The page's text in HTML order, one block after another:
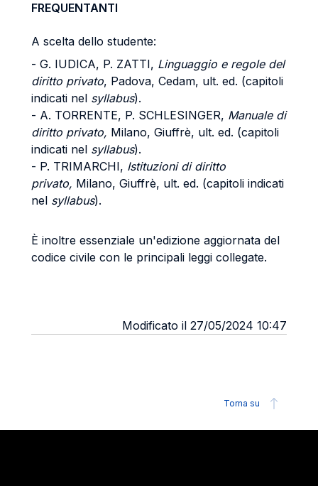
FREQUENTANTI
A scelta dello studente:
- G. IUDICA, P. ZATTI, Linguaggio e regole del
diritto privato, Padova, Cedam, ult. ed. (capitoli
indicati nel syllabus).
- A. TORRENTE, P. SCHLESINGER, Manuale di
diritto privato, Milano, Giuffrè, ult. ed. (capitoli
indicati nel syllabus).
- P. TRIMARCHI, Istituzioni di diritto
privato, Milano, Giuffrè, ult. ed. (capitoli indicati
nel syllabus).
È inoltre essenziale un'edizione aggiornata del
codice civile con le principali leggi collegate.
Modificato il 27/05/2024 10:47
Torna su